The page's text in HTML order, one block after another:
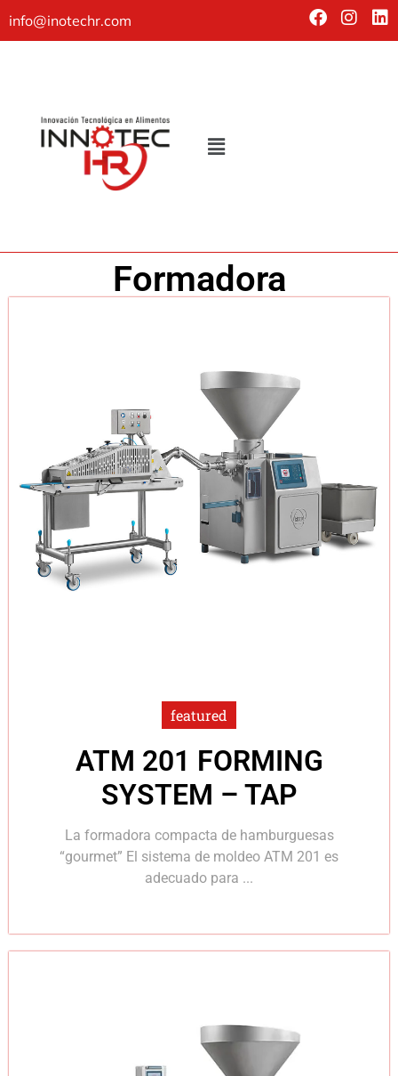
info@inotechr.com
Formadora
featured
ATM 201 FORMING
SYSTEM – TAP
La formadora compacta de hamburguesas
“gourmet” El sistema de moldeo ATM 201 es
adecuado para ...